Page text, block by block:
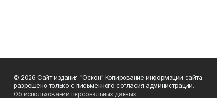
© 2026 Сайт издания "Оскон" Копирование информации сайта
разрешено только с письменного согласия администрации.
Об использовании персональных данных